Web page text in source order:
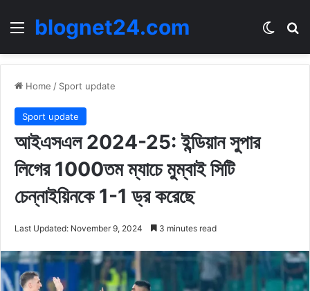
Menublognet24.com
Home / Sport update
Sport update
আইএসএল 2024-25: ইন্ডিয়ান সুপার
লিগের 1000তম ম্যাচে মুম্বাই সিটি
চেন্নাইয়িনকে 1-1 ড্র করেছে
Last Updated: November 9, 2024 3 minutes read